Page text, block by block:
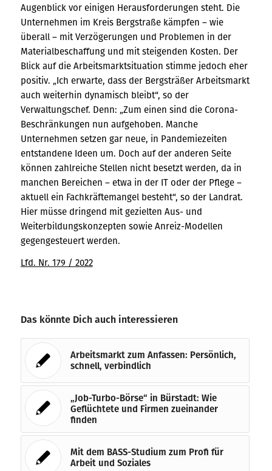
Augenblick vor einigen Herausforderungen steht. Die
Unternehmen im Kreis Bergstraße kämpfen – wie
überall – mit Verzögerungen und Problemen in der
Materialbeschaffung und mit steigenden Kosten. Der
Blick auf die Arbeitsmarktsituation stimme jedoch eher
positiv. „Ich erwarte, dass der Bergsträßer Arbeitsmarkt
auch weiterhin dynamisch bleibt“, so der
Verwaltungschef. Denn: „Zum einen sind die Corona-
Beschränkungen nun aufgehoben. Manche
Unternehmen setzen gar neue, in Pandemiezeiten
entstandene Ideen um. Doch auf der anderen Seite
können zahlreiche Stellen nicht besetzt werden, da in
manchen Bereichen – etwa in der IT oder der Pflege –
aktuell ein Fachkräftemangel besteht“, so der Landrat.
Hier müsse dringend mit gezielten Aus- und
Weiterbildungskonzepten sowie Anreiz-Modellen
gegengesteuert werden.
Lfd. Nr. 179 / 2022
Das könnte Dich auch interessieren
Arbeitsmarkt zum Anfassen: Persönlich,
schnell, verbindlich
„Job-Turbo-Börse“ in Bürstadt: Wie
Geflüchtete und Firmen zueinander
finden
Mit dem BASS-Studium zum Profi für
Arbeit und Soziales